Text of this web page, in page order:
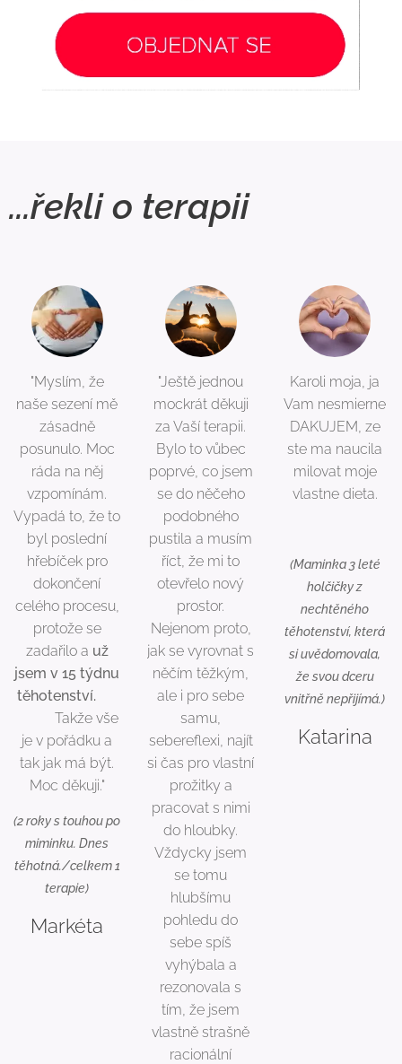
...řekli o terapii
"Myslím, že
naše sezení mě
zásadně
posunulo. Moc
ráda na něj
vzpomínám.
Vypadá to, že to
byl poslední
hřebíček pro
dokončení
celého procesu,
protože se
zadařilo a už
jsem v 15 týdnu
těhotenství.🙂
🙂🙂 Takže vše
je v pořádku a
tak jak má být.
Moc děkuji."
(2 roky s touhou po
miminku. Dnes
těhotná./celkem 1
terapie)
Markéta
"Ještě jednou
mockrát děkuji
za Vaší terapii.
Bylo to vůbec
poprvé, co jsem
se do něčeho
podobného
pustila a musím
říct, že mi to
otevřelo nový
prostor.
Nejenom proto,
jak se vyrovnat s
něčím těžkým,
ale i pro sebe
samu,
sebereflexi, najít
si čas pro vlastní
prožitky a
pracovat s nimi
do hloubky.
Vždycky jsem
se tomu
hlubšímu
pohledu do
sebe spíš
vyhýbala a
rezonovala s
tím, že jsem
vlastně strašně
racionální
Karoli moja, ja
Vam nesmierne
DAKUJEM, ze
ste ma naucila
milovat moje
vlastne dieta.
(Maminka 3 leté
holčičky z
nechtěného
těhotenství, která
si uvědomovala,
že svou dceru
vnitřně nepřijímá.)
Katarina